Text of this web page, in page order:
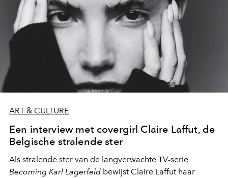
ART & CULTURE
Een interview met covergirl Claire Laffut, de
Belgische stralende ster
Als stralende ster van de langverwachte TV-serie
Becoming Karl Lagerfeld bewijst Claire Laffut haar